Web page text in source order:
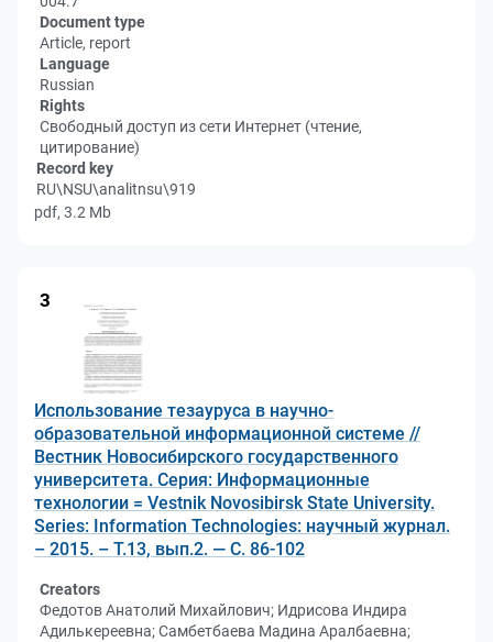
Document type
Article, report
Language
Russian
Rights
Свободный доступ из сети Интернет (чтение,
цитирование)
Record key
RU\NSU\analitnsu\919
pdf, 3.2 Mb
3
Использование тезауруса в научно-
образовательной информационной системе //
Вестник Новосибирского государственного
университета. Серия: Информационные
технологии = Vestnik Novosibirsk State University.
Series: Information Technologies: научный журнал.
– 2015. – Т.13, вып.2. — С. 86-102
Creators
Федотов Анатолий Михайлович; Идрисова Индира
Адилькереевна; Самбетбаева Мадина Аралбаевна;